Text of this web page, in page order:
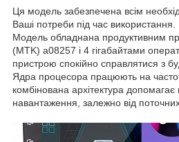
Ця модель забезпечена всім
Ваші потреби під час використання.
Модель обладнана продуктивним
(MTK) a08257 і 4 гігабайтами
пристрою спокійно справлятися з
Ядра процесора працюють на
комбінована архітектура
навантаження, залежно від